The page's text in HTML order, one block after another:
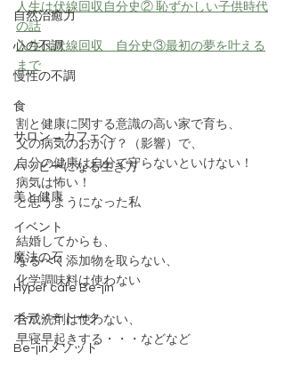
自然治癒力
心の不調
慢性の不調
食
サロン→カフェへ
ハッピーになる生き方
美と健康
イベント
魔法の石
Hyper cafe Be-jin
ボディートーク
Be-jinメソッド
人生は伏線回収自分史② 恥ずかしい子供時代
の話
人生は伏線回収　自分史③最初の夢を叶える
まで
割と健康に関する意識の高い家で育ち、
父の病気のおかげ？（影響）で、
自分の健康は自分で守らないといけない！
病気は怖い！
と思うようになった私
結婚してからも、
なるべく添加物を取らない、
化学調味料は使わない
合成洗剤は使わない、
早寝早起きする・・・などなど